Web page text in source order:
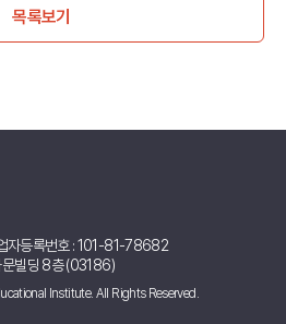
목록보기
자등록번호 : 101-81-78682
문빌딩 8층 (03186)
Institute. All Rights Reserved.